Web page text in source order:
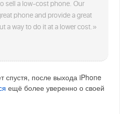
sell a low-cost phone. Our
phone and provide a great
a way to do it at a lower cost.»
спустя, после выхода iPhone
ещё более уверенно о своей